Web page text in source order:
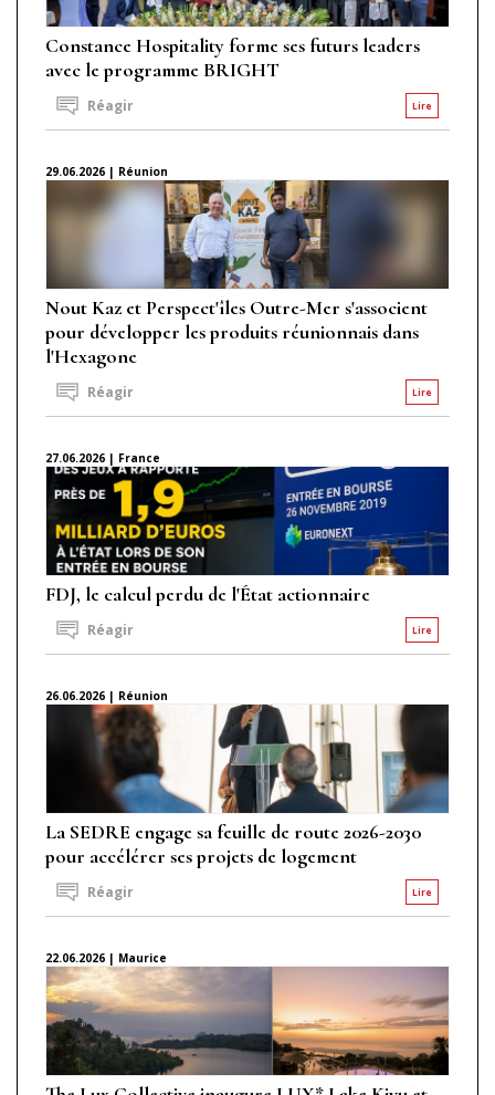
Constance Hospitality forme ses futurs leaders
avec le programme BRIGHT
Lire
Réagir
29.06.2026 | Réunion
Nout Kaz et Perspect'îles Outre-Mer s'associent
pour développer les produits réunionnais dans
l'Hexagone
Lire
Réagir
27.06.2026 | France
FDJ, le calcul perdu de l'État actionnaire
Lire
Réagir
26.06.2026 | Réunion
La SEDRE engage sa feuille de route 2026-2030
pour accélérer ses projets de logement
Lire
Réagir
22.06.2026 | Maurice